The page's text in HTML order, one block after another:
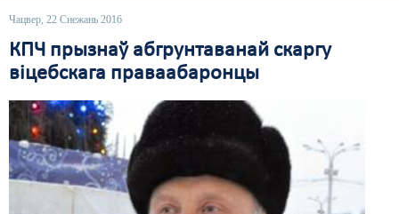
Чацвер, 22 Снежань 2016
КПЧ прызнаў абгрунтаванай скаргу
віцебскага праваабаронцы